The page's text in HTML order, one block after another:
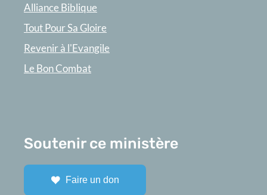
Alliance Biblique
Tout Pour Sa Gloire
Revenir à l'Evangile
Le Bon Combat
Soutenir ce ministère
Faire un don